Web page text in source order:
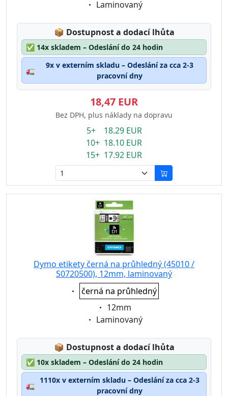
Eigenschaft:
Laminovaný
📦 Lagerstatus:
Dostupnost a dodací lhůta
✅ 14x skladem – Odeslání do 24 hodin
🚛
9x v externím skladu – Odeslání za cca 2-3
pracovní dny
18,47 EUR
Bez DPH, plus náklady na dopravu
5+ 18.29 EUR
10+ 18.10 EUR
15+ 17.92 EUR
Dymo etikety černá na průhledný (45010 /
S0720500), 12mm, laminovaný
Eigenschaft:
černá na průhledný
Eigenschaft:
12mm
Eigenschaft:
Laminovaný
📦 Lagerstatus:
Dostupnost a dodací lhůta
✅ 10x skladem – Odeslání do 24 hodin
🚛
1110x v externím skladu – Odeslání za cca 2-3
pracovní dny